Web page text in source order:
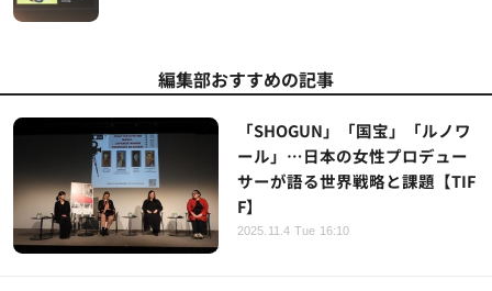
編集部おすすめの記事
「SHOGUN」「国宝」「ルノワ
ール」…日本の女性プロデュー
サーが語る世界戦略と課題【TIF
F】
2025.11.4 Tue 16:10